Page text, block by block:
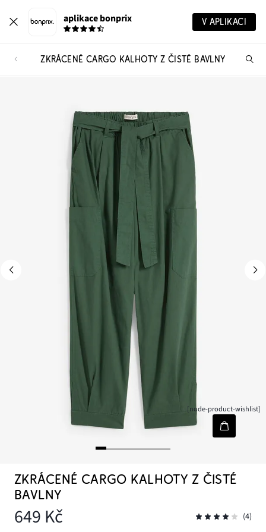
aplikace bonprix V APLIKACI
ZKRÁCENÉ CARGO KALHOTY Z ČISTÉ BAVLNY
[node-product-wishlist]
ZKRÁCENÉ CARGO KALHOTY Z ČISTÉ
BAVLNY
649 Kč (4)